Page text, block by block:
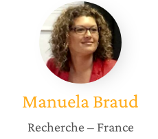
Manuela
Braud
ManuelaBraud
Recherche – France